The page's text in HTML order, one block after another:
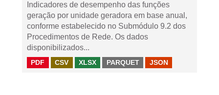
Indicadores de desempenho das funções
geração por unidade geradora em base anual,
conforme estabelecido no Submódulo 9.2 dos
Procedimentos de Rede. Os dados
disponibilizados...
PDF CSV XLSX PARQUET JSON